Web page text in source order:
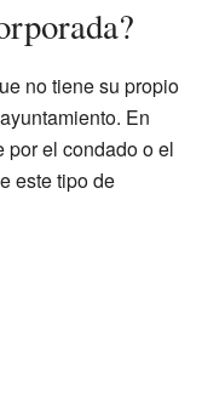
no tiene su propio
En
por el condado o el
este tipo de